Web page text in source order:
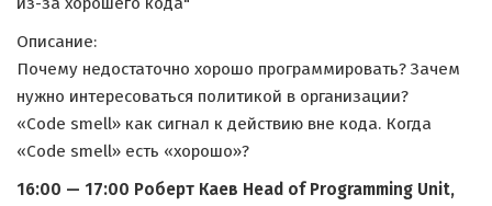
Описание:
Почему недостаточно хорошо программировать? Зачем
нужно интересоваться политикой в организации?
«Code smell» как сигнал к действию вне кода. Когда
«Code smell» есть «хорошо»?
16:00 — 17:00 Роберт Каев Head of Programming Unit,